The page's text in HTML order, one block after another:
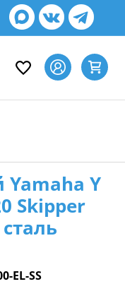
Yamaha Y
Skipper
EL-SS